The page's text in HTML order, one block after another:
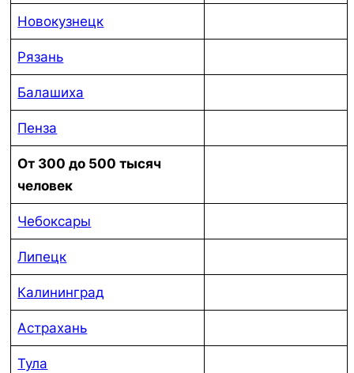
Новокузнецк
Рязань
Балашиха
Пенза
От 300 до 500 тысяч
человек
Чебоксары
Липецк
Калининград
Астрахань
Тула